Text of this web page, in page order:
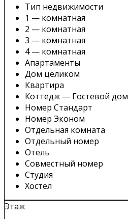
Тип недвижимости
1 — комнатная
2 — комнатная
3 — комнатная
4 — комнатная
Апартаменты
Дом целиком
Квартира
Коттедж — Гостевой дом
Номер Стандарт
Номер Эконом
Отдельная комната
Отдельный номер
Отель
Совместный номер
Студия
Хостел
Этаж